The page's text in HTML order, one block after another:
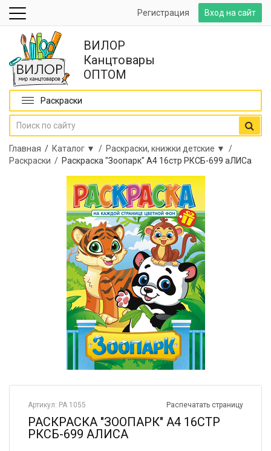
Вход на сайт
Регистрация
ВИЛОР
Канцтовары
ОПТОМ
Раскраски
Главная / Каталог ▼ / Раскраски, книжки детские ▼ /
Раскраски / Раскраска "Зоопарк" А4 16стр РКСБ-699 аЛИСа
Распечатать страницу
Артикул: РА 1055
РАСКРАСКА "ЗООПАРК" А4 16СТР
РКСБ-699 АЛИСА